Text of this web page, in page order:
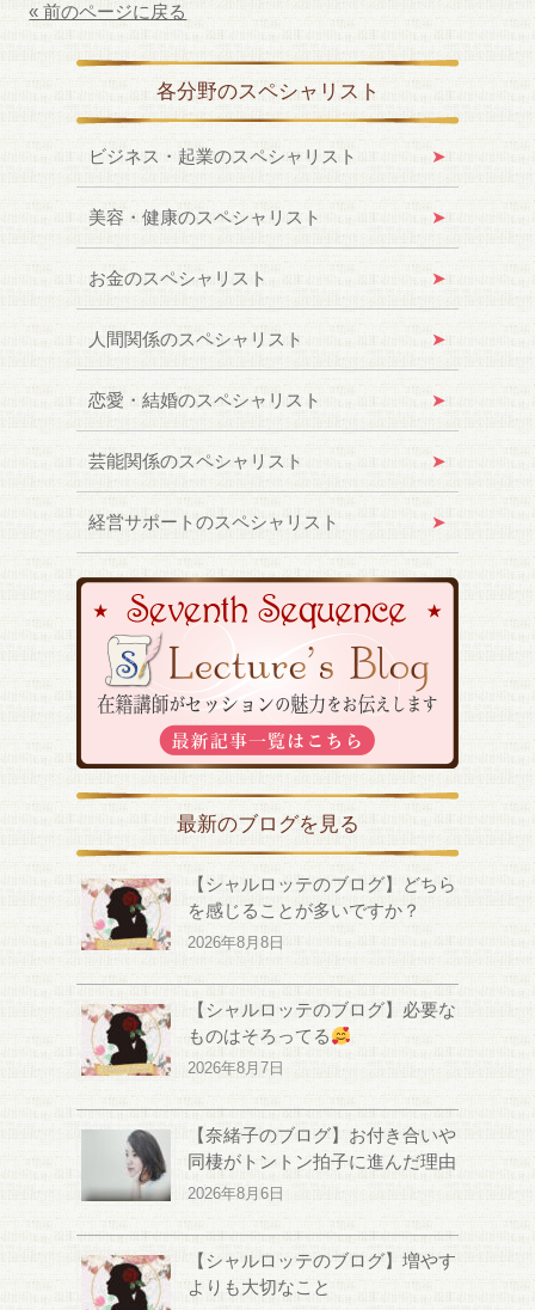
« 前のページに戻る
各分野のスペシャリスト
ビジネス・起業のスペシャリスト
美容・健康のスペシャリスト
お金のスペシャリスト
人間関係のスペシャリスト
恋愛・結婚のスペシャリスト
芸能関係のスペシャリスト
経営サポートのスペシャリスト
最新のブログを見る
【シャルロッテのブログ】どちら
を感じることが多いですか？
2026年8月8日
【シャルロッテのブログ】必要な
ものはそろってる
2026年8月7日
【奈緒子のブログ】お付き合いや
同棲がトントン拍子に進んだ理由
2026年8月6日
【シャルロッテのブログ】増やす
よりも大切なこと